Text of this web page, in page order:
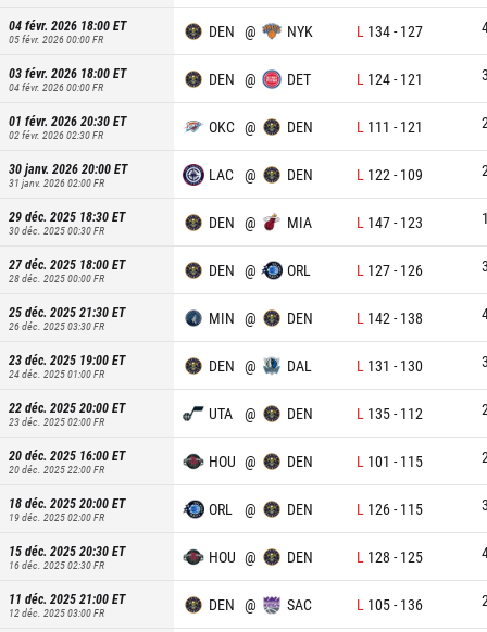
04 févr. 2026 18:00ET
05 févr. 2026 00:00FR DEN @ NYK L 134- 127
03 févr. 2026 18:00ET
04 févr. 2026 00:00FR DEN @ DET L 124- 121
01 févr. 2026 20:30ET
02 févr. 2026 02:30FR OKC @ DEN L 111 - 121
30 janv. 2026 20:00ET
31 janv. 2026 02:00FR LAC @ DEN L 122 - 109
29 déc. 2025 18:30ET
30 déc. 2025 00:30FR DEN @ MIA L 147- 123
27 déc. 2025 18:00ET
28 déc. 2025 00:00FR DEN @ ORL L 127- 126
25 déc. 2025 21:30ET
26 déc. 2025 03:30FR MIN @ DEN L 142 - 138
23 déc. 2025 19:00ET
24 déc. 2025 01:00FR DEN @ DAL L 131 - 130
22 déc. 2025 20:00ET
23 déc. 2025 02:00FR UTA @ DEN L 135- 112
20 déc. 2025 16:00ET
20 déc. 2025 22:00FR HOU @ DEN L 101 - 115
18 déc. 2025 20:00ET
19 déc. 2025 02:00FR ORL @ DEN L 126- 115
15 déc. 2025 20:30ET
16 déc. 2025 02:30FR HOU @ DEN L 128 - 125
11 déc. 2025 21:00ET
12 déc. 2025 03:00FR DEN @ SAC L 105- 136